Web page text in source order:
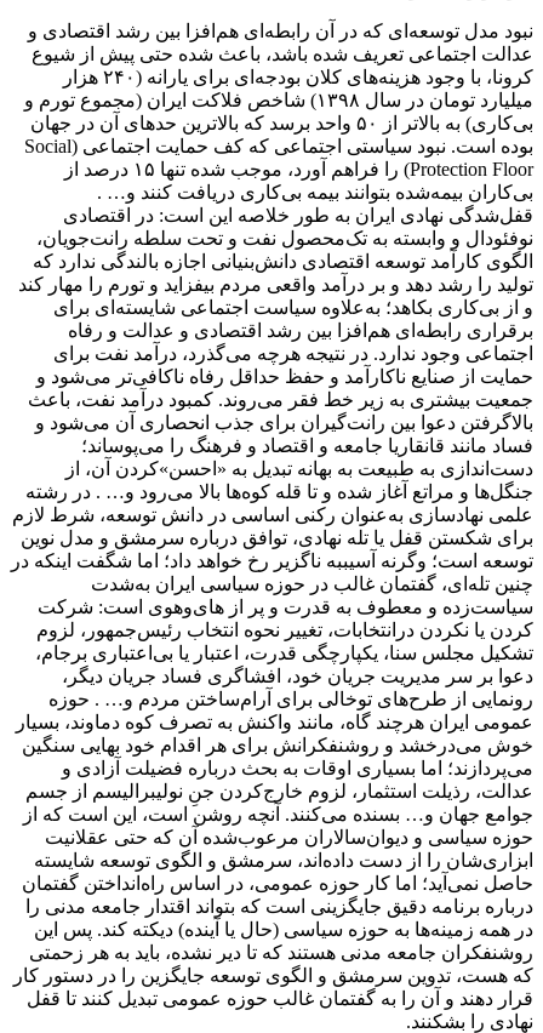
نبود مدل توسعه‌ای که در آن رابطه‌ای هم‌افزا بین رشد اقتصادی و
عدالت اجتماعی تعریف شده باشد، باعث شده حتی پیش از شیوع
کرونا، با وجود هزینه‌های کلان بودجه‌ای برای یارانه (۲۴۰ هزار
میلیارد تومان در سال ۱۳۹۸) شاخص فلاکت ایران (مجموع تورم و
بی‌کاری) به بالاتر از ۵۰ واحد برسد که بالاترین حدهای آن در جهان
بوده است. نبود سیاستی اجتماعی که کف حمایت اجتماعی (Social
Protection Floor) را فراهم آورد، موجب شده تنها ۱۵ درصد از
بی‌کاران بیمه‌شده بتوانند بیمه بی‌کاری دریافت کنند و… .
قفل‌شدگی نهادی ایران به طور خلاصه این است: در اقتصادی
نوفئودال و وابسته به تک‌‌محصول نفت و تحت سلطه رانت‌جویان،
الگوی کارآمد توسعه‎ اقتصادی دانش‌بنیانی اجازه‎ بالندگی ندارد که
تولید را رشد دهد و بر درآمد واقعی مردم بیفزاید و تورم را مهار کند
و از بی‌کاری‌ بکاهد؛ به‌علاوه سیاست اجتماعی شایسته‌ای برای
برقراری رابطه‌ای هم‌افزا بین رشد اقتصادی و عدالت و رفاه
اجتماعی وجود ندارد. در نتیجه هرچه می‌گذرد، درآمد نفت برای
حمایت از صنایع ناکارآمد و حفظ حداقل رفاه ناکافی‌تر می‌شود و
جمعیت بیشتری به زیر خط فقر می‌روند. کمبود درآمد نفت، باعث
بالا‌گرفتن دعوا بین رانت‌گیران برای جذب انحصاری آن می‌شود و
فساد مانند قانقاریا جامعه و اقتصاد و فرهنگ را می‌پوساند؛
دست‌اندازی به طبیعت به بهانه تبدیل به «احسن»‌کردن آن، از
جنگل‌ها و مراتع آغاز شده و تا قله کوه‌ها بالا می‌رود و… . در رشته
علمی نهادسازی به‌عنوان رکنی اساسی در دانش توسعه، شرط لازم
برای شکستن قفل یا تله نهادی، توافق درباره سرمشق و مدل نوین
توسعه است؛ وگرنه آسیببه ناگزیر رخ خواهد داد؛ اما شگفت اینکه در
چنین تله‌ای، گفتمان غالب در حوزه سیاسی ایران به‌شدت
سیاست‌زده و معطوف به قدرت و پر از های‌وهوی است: شرکت
کردن یا نکردن درانتخابات، تغییر نحوه انتخاب رئیس‌جمهور، لزوم
تشکیل مجلس سنا، یکپارچگی قدرت، اعتبار یا بی‌اعتباری برجام،
دعوا بر سر مدیریت جریان خود، افشاگری فساد جریان دیگر،
رونمایی از طرح‌های توخالی برای آرام‌ساختن مردم و… . حوزه
عمومی ایران هرچند گاه، مانند واکنش به تصرف کوه دماوند، بسیار
خوش می‌درخشد و روشنفکرانش برای هر اقدام خود بهایی سنگین
می‌پردازند؛ اما بسیاری اوقات به بحث‌ درباره فضیلت آزادی‌ و
عدالت، رذیلت استثمار، لزوم خارج‌کردن جنِ نولیبرالیسم از جسم
جوامع جهان و… بسنده می‌کنند. آنچه روشن است، این است که از
حوزه سیاسی و دیوان‌سالاران مرعوب‌شده آن که حتی عقلانیت
ابزاری‌شان را از دست داده‌اند، سرمشق و الگوی توسعه شایسته
حاصل نمی‌آید؛ اما کار حوزه عمومی، در اساس راه‌انداختن گفتمان
درباره برنامه دقیق جایگزینی است که بتواند اقتدار جامعه مدنی را
در همه زمینه‌ها به حوزه‌‌ سیاسی (حال یا آینده) دیکته کند. پس این
روشنفکران جامعه مدنی هستند که تا دیر نشده، باید به هر زحمتی
که هست، تدوین سرمشق و الگوی توسعه جایگزین را در دستور کار
قرار دهند و آن را به گفتمان غالب حوزه عمومی تبدیل کنند تا قفل
نهادی را بشکنند.